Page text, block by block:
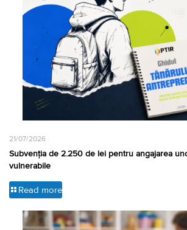
21/07/2026
Subvenția de 2.250 de lei pentru angajarea
vulnerabile
Read more